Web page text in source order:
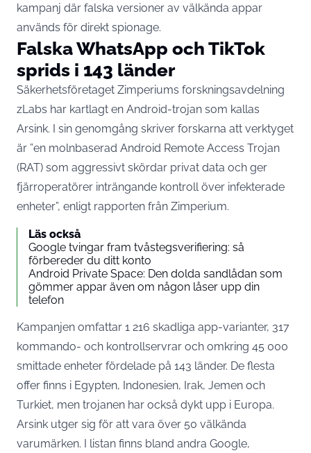
kampanj där falska versioner av välkända appar
används för direkt spionage.
Falska WhatsApp och TikTok
sprids i 143 länder
Säkerhetsföretaget Zimperiums forskningsavdelning
zLabs har kartlagt en Android-trojan som kallas
Arsink. I sin genomgång skriver forskarna att verktyget
är ”en molnbaserad Android Remote Access Trojan
(RAT) som aggressivt skördar privat data och ger
fjärroperatörer inträngande kontroll över infekterade
enheter”, enligt rapporten från Zimperium.
Läs också
Google tvingar fram tvåstegsverifiering: så
förbereder du ditt konto
Android Private Space: Den dolda sandlådan som
gömmer appar även om någon låser upp din
telefon
Kampanjen omfattar 1 216 skadliga app-varianter, 317
kommando- och kontroll­servrar och omkring 45 000
smittade enheter fördelade på 143 länder. De flesta
offer finns i Egypten, Indonesien, Irak, Jemen och
Turkiet, men trojanen har också dykt upp i Europa.
Arsink utger sig för att vara över 50 välkända
varumärken. I listan finns bland andra Google,